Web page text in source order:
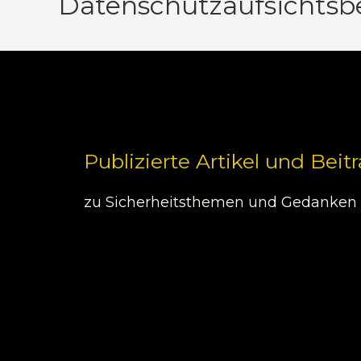
Publizierte Artikel und
zu Sicherheitsthemen und Gedanken